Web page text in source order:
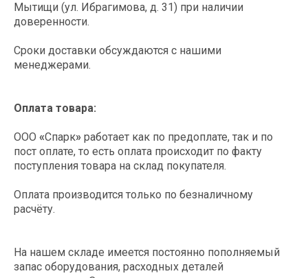
Мытищи (ул. Ибрагимова, д. 31) при наличии
доверенности.
Сроки доставки обсуждаются с нашими
менеджерами.
Оплата товара:
ООО «Спарк» работает как по предоплате, так и по
пост оплате, то есть оплата происходит по факту
поступления товара на склад покупателя.
Оплата производится только по безналичному
расчёту.
На нашем складе имеется постоянно пополняемый
запас оборудования, расходных деталей
Этапы заказа
оборудования
Поддерживаем клиентов на
постгарантийный период